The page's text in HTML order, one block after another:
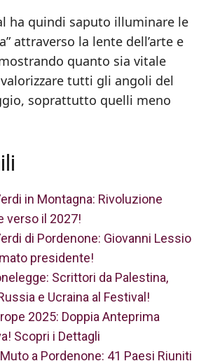
ha quindi saputo illuminare le
attraverso la lente dell’arte e
quanto sia vitale
tutti gli angoli del
soprattutto quelli meno
in Montagna: Rivoluzione
verso il 2027!
di Pordenone: Giovanni Lessio
presidente!
Scrittori da Palestina,
e Ucraina al Festival!
2025: Doppia Anteprima
Scopri i Dettagli
a Pordenone: 41 Paesi Riuniti